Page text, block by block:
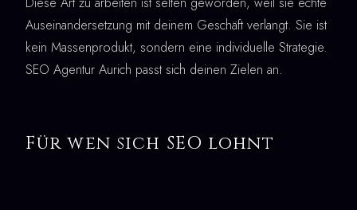
Auseinandersetzung mit deinem Geschäft verlangt. Sie ist
kein Massenprodukt, sondern eine individuelle Strategie.
SEO Agentur Aurich passt sich deinen Zielen an.
Für wen sich SEO lohnt